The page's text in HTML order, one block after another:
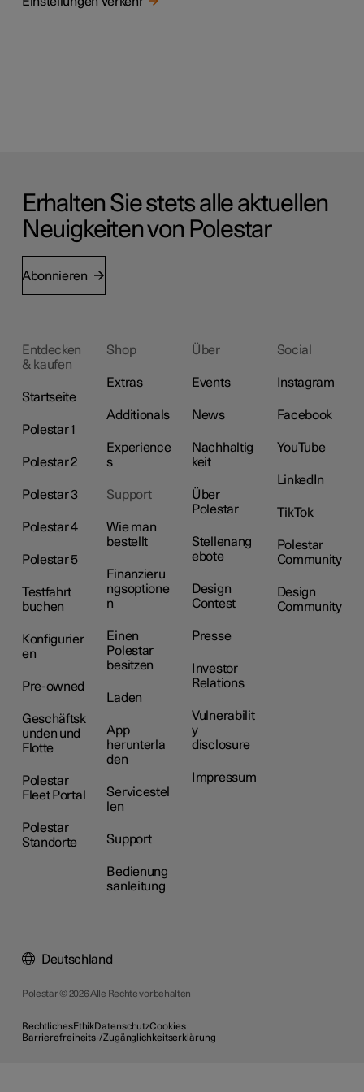
Erhalten Sie stets alle aktuellen
Neuigkeiten von Polestar
Abonnieren
Entdecken
& kaufen
Startseite
Polestar 1
Polestar 2
Polestar 3
Polestar 4
Polestar 5
Testfahrt
buchen
Konfigurier
en
Pre-owned
Geschäftsk
unden und
Flotte
Polestar
Fleet Portal
Polestar
Standorte
Shop
Extras
Additionals
Experience
s
Support
Wie man
bestellt
Finanzieru
ngsoptione
n
Einen
Polestar
besitzen
Laden
App
herunterla
den
Servicestel
len
Support
Bedienung
sanleitung
Über
Events
News
Nachhaltig
keit
Über
Polestar
Stellenang
ebote
Design
Contest
Presse
Investor
Relations
Vulnerabilit
y
disclosure
Impressum
Social
Instagram
Facebook
YouTube
LinkedIn
TikTok
Polestar
Community
Design
Community
Polestar © 2026 Alle Rechte vorbehalten
RechtlichesEthikDatenschutzCookies
Barrierefreiheits-/Zugänglichkeitserklärung
Deutschland